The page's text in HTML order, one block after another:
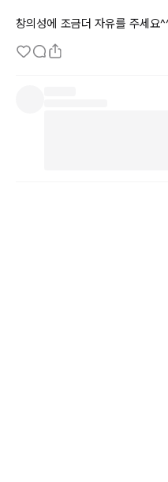
창의성에 조금더 자유를 주세요